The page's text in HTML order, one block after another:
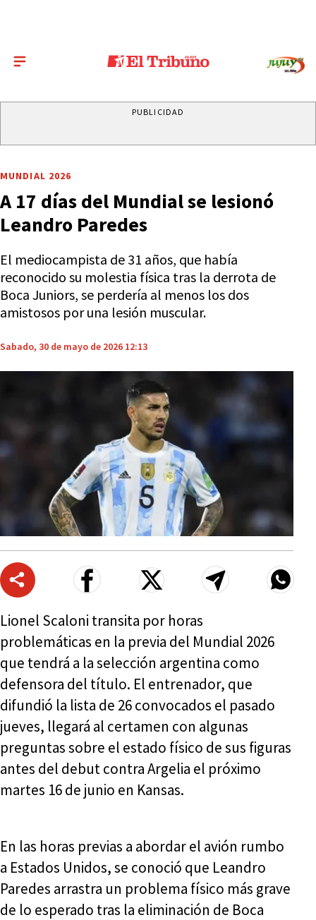
PUBLICIDAD
MUNDIAL 2026
A 17 días del Mundial se lesionó
Leandro Paredes
El mediocampista de 31 años, que había
reconocido su molestia física tras la derrota de
Boca Juniors, se perdería al menos los dos
amistosos por una lesión muscular.
Sabado, 30 de mayo de 2026 12:13
Lionel Scaloni transita por horas
problemáticas en la previa del Mundial 2026
que tendrá a la selección argentina como
defensora del título. El entrenador, que
difundió la lista de 26 convocados el pasado
jueves, llegará al certamen con algunas
preguntas sobre el estado físico de sus figuras
antes del debut contra Argelia el próximo
martes 16 de junio en Kansas.
En las horas previas a abordar el avión rumbo
a Estados Unidos, se conoció que Leandro
Paredes arrastra un problema físico más grave
de lo esperado tras la eliminación de Boca